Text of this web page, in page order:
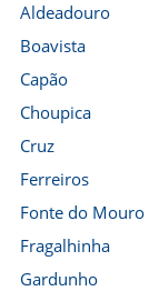
Aldeadouro
Boavista
Capão
Choupica
Cruz
Ferreiros
Fonte do Mouro
Fragalhinha
Gardunho